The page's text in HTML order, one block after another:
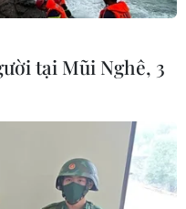
tại Mũi Nghê, 3